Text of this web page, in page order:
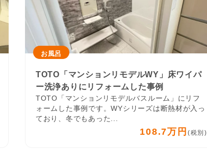
お風呂
TOTO「マンションリモデルWY」床ワイパ
ー洗浄ありにリフォームした事例
TOTO「マンションリモデルバスルーム」にリフ
ォームした事例です。WYシリーズは断熱材が入っ
ており、冬でもあった...
108.7万円 (税別)